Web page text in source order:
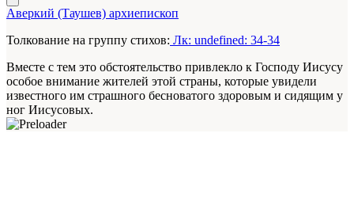
Аверкий (Таушев) архиепископ
Толкование на группу стихов: Лк: undefined: 34-34
Вместе с тем это обстоятельство привлекло к Господу Иисусу
особое внимание жителей этой страны, которые увидели
известного им страшного бесноватого здоровым и сидящим у
ног Иисусовых.